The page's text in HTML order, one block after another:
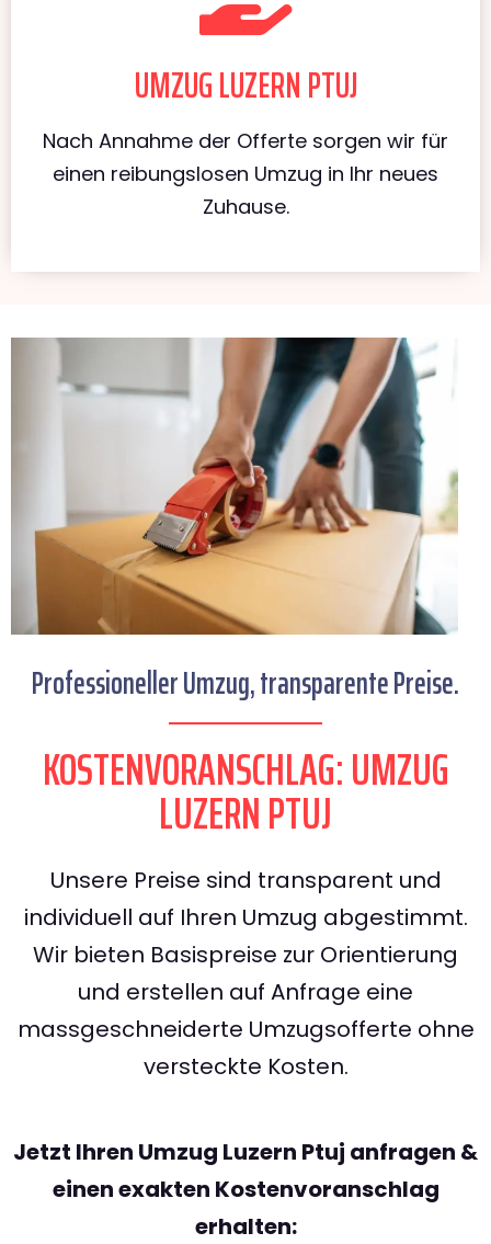
UMZUG LUZERN PTUJ
Nach Annahme der Offerte sorgen wir für
einen reibungslosen Umzug in Ihr neues
Zuhause.
Professioneller Umzug, transparente Preise.
KOSTENVORANSCHLAG: UMZUG
LUZERN PTUJ
Unsere Preise sind transparent und
individuell auf Ihren Umzug abgestimmt.
Wir bieten Basispreise zur Orientierung
und erstellen auf Anfrage eine
massgeschneiderte Umzugsofferte ohne
versteckte Kosten.
Jetzt Ihren Umzug Luzern Ptuj anfragen &
einen exakten Kostenvoranschlag
erhalten: